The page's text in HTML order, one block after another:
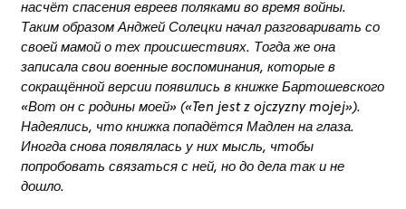
насчёт спасения евреев поляками во время войны.
Таким образом Анджей Солецки начал разговаривать со
своей мамой о тех происшествиях. Тогда же она
записала свои военные воспоминания, которые в
сокращённой версии появились в книжке Бартошевского
«Вот он с родины моей» («Ten jest z ojczyzny mojej»).
Надеялись, что книжка попадётся Мадлен на глаза.
Иногда снова появлялась у них мысль, чтобы
попробовать связаться с ней, но до дела так и не
дошло.